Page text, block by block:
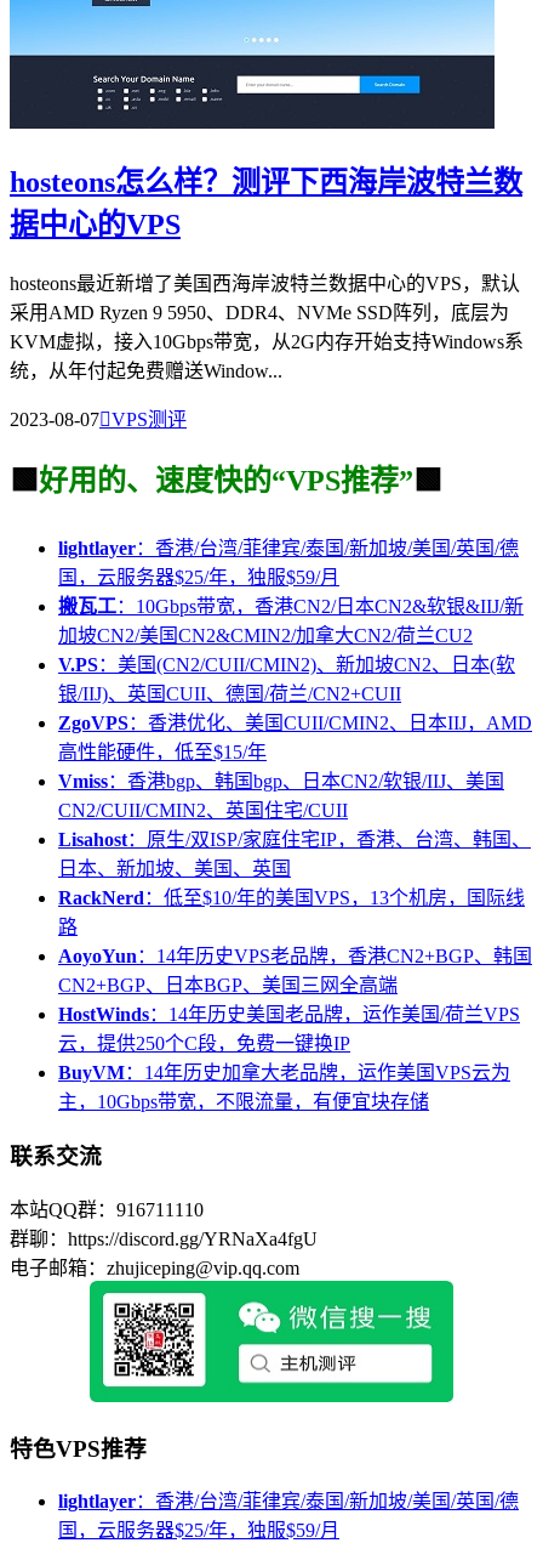
hosteons怎么样？测评下西海岸波特兰数
据中心的VPS
hosteons最近新增了美国西海岸波特兰数据中心的VPS，默认
采用AMD Ryzen 9 5950、DDR4、NVMe SSD阵列，底层为
KVM虚拟，接入10Gbps带宽，从2G内存开始支持Windows系
统，从年付起免费赠送Window...
2023-08-07VPS测评
🟩 好用的、速度快的“VPS推荐” 🟩
lightlayer：香港/台湾/菲律宾/泰国/新加坡/美国/英国/德
国，云服务器$25/年，独服$59/月
搬瓦工：10Gbps带宽，香港CN2/日本CN2&软银&IIJ/新
加坡CN2/美国CN2&CMIN2/加拿大CN2/荷兰CU2
V.PS：美国(CN2/CUII/CMIN2)、新加坡CN2、日本(软
银/IIJ)、英国CUII、德国/荷兰/CN2+CUII
ZgoVPS：香港优化、美国CUII/CMIN2、日本IIJ，AMD
高性能硬件，低至$15/年
Vmiss：香港bgp、韩国bgp、日本CN2/软银/IIJ、美国
CN2/CUII/CMIN2、英国住宅/CUII
Lisahost：原生/双ISP/家庭住宅IP，香港、台湾、韩国、
日本、新加坡、美国、英国
RackNerd：低至$10/年的美国VPS，13个机房，国际线
路
AoyoYun：14年历史VPS老品牌，香港CN2+BGP、韩国
CN2+BGP、日本BGP、美国三网全高端
HostWinds：14年历史美国老品牌，运作美国/荷兰VPS
云，提供250个C段，免费一键换IP
BuyVM：14年历史加拿大老品牌，运作美国VPS云为
主，10Gbps带宽，不限流量，有便宜块存储
联系交流
本站QQ群：916711110
群聊：https://discord.gg/YRNaXa4fgU
电子邮箱：zhujiceping@vip.qq.com
特色VPS推荐
lightlayer：香港/台湾/菲律宾/泰国/新加坡/美国/英国/德
国，云服务器$25/年，独服$59/月